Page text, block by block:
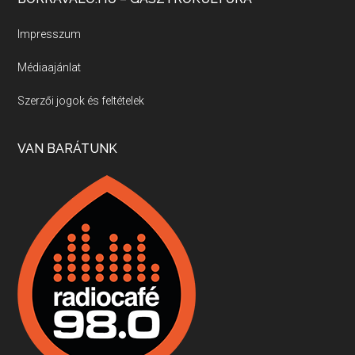
Villány, kékfrankos, Jackfall
Apr 17, 2026 • 00:35:38
Boston, teadélután, bab és homár
Apr 9, 2026 • 00:37:17
Fermentáljunk, a testünk meghálálja!
Apr 3, 2026 • 00:36:07
Impresszum
Médiaajánlat
Szerzői jogok és feltételek
VAN BARÁTUNK